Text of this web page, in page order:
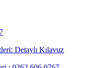
Detaylı Kılavuz